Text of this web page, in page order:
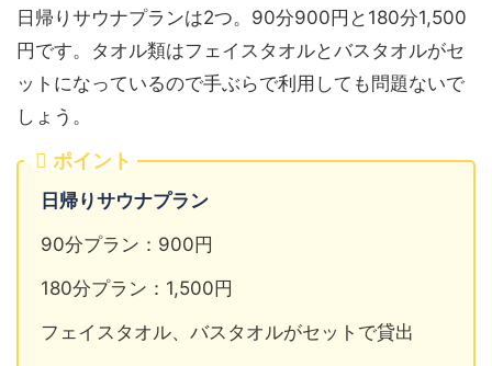
日帰りサウナプランは2つ。90分900円と180分1,500
円です。タオル類はフェイスタオルとバスタオルがセ
ットになっているので手ぶらで利用しても問題ないで
しょう。
ポイント
日帰りサウナプラン
90分プラン：900円
180分プラン：1,500円
フェイスタオル、バスタオルがセットで貸出